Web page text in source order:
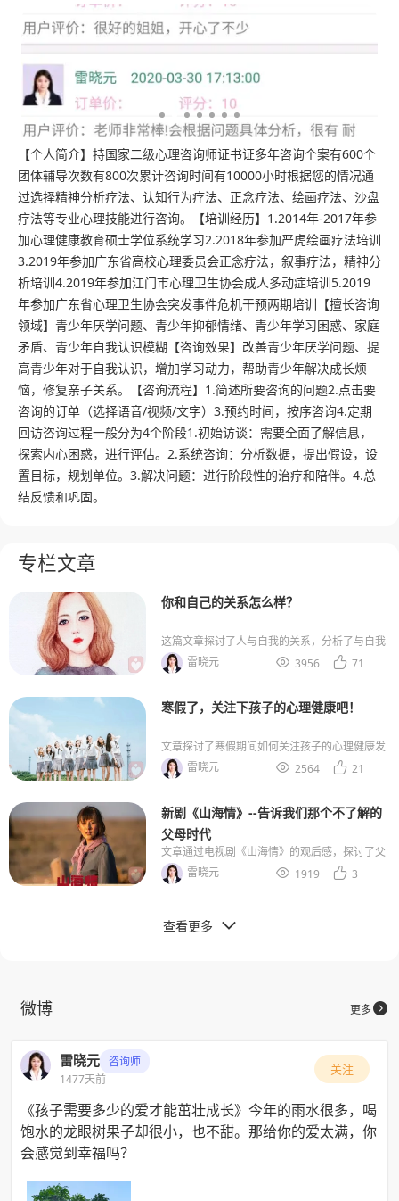
证书
【个人简介】持国家二级心理咨询师证书证多年咨询个案有600个
团体辅导次数有800次累计咨询时间有10000小时根据您的情况通
过选择精神分析疗法、认知行为疗法、正念疗法、绘画疗法、沙盘
疗法等专业心理技能进行咨询。【培训经历】1.2014年-2017年参
加心理健康教育硕士学位系统学习2.2018年参加严虎绘画疗法培训
3.2019年参加广东省高校心理委员会正念疗法，叙事疗法，精神分
析培训4.2019年参加江门市心理卫生协会成人多动症培训5.2019
年参加广东省心理卫生协会突发事件危机干预两期培训【擅长咨询
领域】青少年厌学问题、青少年抑郁情绪、青少年学习困惑、家庭
矛盾、青少年自我认识模糊【咨询效果】改善青少年厌学问题、提
高青少年对于自我认识，增加学习动力，帮助青少年解决成长烦
恼，修复亲子关系。【咨询流程】1.简述所要咨询的问题2.点击要
咨询的订单（选择语音/视频/文字）3.预约时间，按序咨询4.定期
回访咨询过程一般分为4个阶段1.初始访谈：需要全面了解信息，
探索内心困惑，进行评估。2.系统咨询：分析数据，提出假设，设
置目标，规划单位。3.解决问题：进行阶段性的治疗和陪伴。4.总
结反馈和巩固。
专栏文章
你和自己的关系怎么样？
这篇文章探讨了人与自我的关系，分析了与自我
关系不好的表现及其后果，并提出了改善与自我
关系的方法，包括正念冥想、自我书写和布置爱
的重要性，帮助读者建立更健康的自我关系。
雷晓元  3956  71
寒假了，关注下孩子的心理健康吧！
文章探讨了寒假期间如何关注孩子的心理健康发
展，列举了孩子需要培养的六个心理品质，分析
了影响心理健康的家庭因素，并提供了培养心理
雷晓元  2564  21
新剧《山海情》--告诉我们那个不了解的
父母时代
文章通过电视剧《山海情》的观后感，探讨了父
母辈的成长经历和贫困环境下的生活困境，引发
对教育、命运和代际理解的深刻思考。
雷晓元  1919  3
查看更多 
微博 更多
雷晓元
咨询师
1477天前
关注
《孩子需要多少的爱才能茁壮成长》今年的雨水很多，喝
饱水的龙眼树果子却很小，也不甜。那给你的爱太满，你
会感觉到幸福吗？